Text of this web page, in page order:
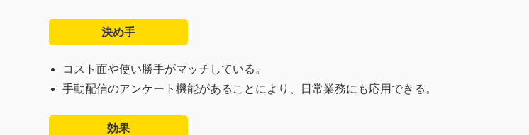
決め手
コスト面や使い勝手がマッチしている。
手動配信のアンケート機能があることにより、日常業務にも応用できる。
効果